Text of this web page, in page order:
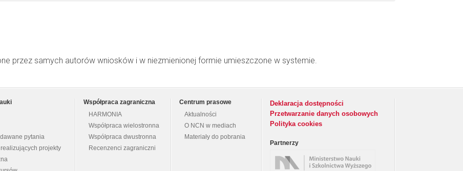
przez samych autorów wniosków i w niezmienionej formie umieszczone w systemie.
pytania
projekty
Współpraca zagraniczna
HARMONIA
Współpraca wielostronna
Współpraca dwustronna
Recenzenci zagraniczni
Centrum prasowe
Aktualności
O NCN w mediach
Materiały do pobrania
Deklaracja dostępności
Przetwarzanie danych osobowych
Polityka cookies
Partnerzy